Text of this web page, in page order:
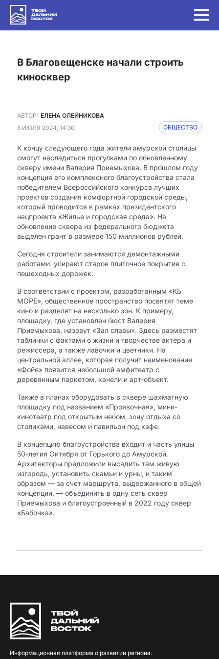
в Благовещенске начали строить
киносквер
АВТОР: ЕЛЕНА ОЛЕЙНИКОВА
8 ИЮЛЯ 2024, 14:30
ОБЩЕСТВО
К концу следующего года жители амурской столицы
смогут насладиться прогулками по обновленному
скверу имени Валерия Приемыхова. В прошлом году
концепция его комплексного благоустройства стала
победителем Всероссийского конкурса лучших
проектов создания комфортной городской среды,
который проводится в рамках президентского
нацпроекта «Жилье и городская среда». На
обновление сквера из федерального бюджета
выделен грант в размере 150 миллионов рублей.
Сегодня строители занимаются демонтажными
работами: убирают старое плиточное покрытие с
пешеходных дорожек.
В соответствии с проектом, разработанным «КБ
МОРЕ», общественное пространство посвятят теме
кино и разделят на несколько зон. К примеру,
площадку, где установлен бюст Валерия
Приемыхова, назовут «Зал славы». Здесь разместят
таблички с фактами о жизни и творчестве актера и
режиссера, а также лавочки и цветники. На
центральной аллее, которая получит наименование
«Фойе» появится небольшой амфитеатр с
деревянным паркетом, качели и арт-объект.
Также в планах оборудовать в сквере шахматную
площадку под названием «Проявочная», мини-
кинотеатр под открытым небом, зону отдыха со
столиками, навесом и павильон под кафе.
В концепцию благоустройства входит и часть улицы
50-летия Октября от Горького до Амурской.
Архитекторы предложили высадить там живую
изгородь, установить скамьи и урны, и таким
образом — за счет маршрута, выдержанного в общей
концепции, — объединить в одну сеть сквер
Приемыхова и благоустроенный в 2022 году сквер
«Бабочка».
Информационная платформа о развитии региона.